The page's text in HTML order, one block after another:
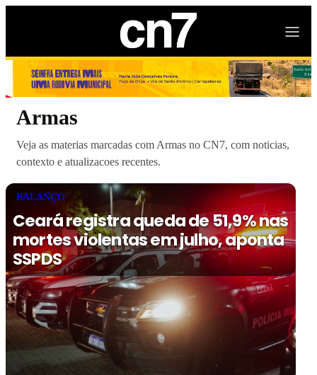
Armas
Veja as materias marcadas com Armas no CN7, com noticias,
contexto e atualizacoes recentes.
BALANÇO
Ceará registra queda de 51,9% nas
mortes violentas em julho, aponta
SSPDS